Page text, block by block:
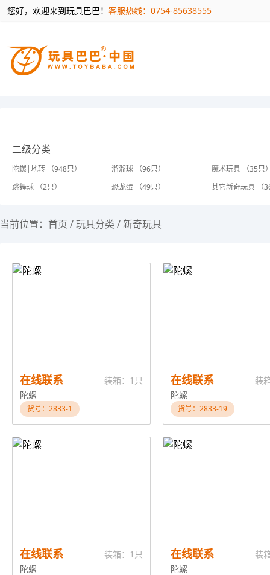
您好，欢迎来到玩具巴巴！ 客服热线：0754-85638555
二级分类
陀螺|地转 （948只） 溜溜球 （96只）
魔术玩具 （35只
跳舞球 （2只）
恐龙蛋 （49只） 其它新奇玩具 （
当前位置： 首页 /玩具分类 /新奇玩具
在线联系
装箱：1只
陀螺
货号：2833-1
在线联系
装
陀螺
货号：2833-19
在线联系
装箱：1只
陀螺
在线联系
装
陀螺